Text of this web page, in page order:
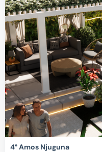
4° Amos Njuguna